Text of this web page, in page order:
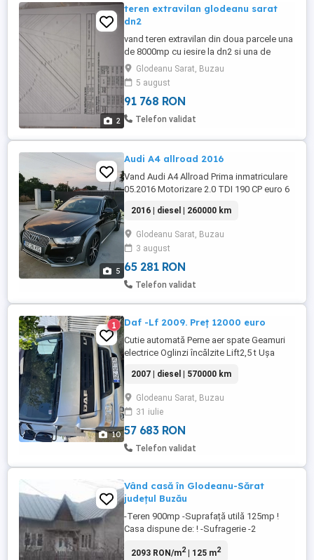
2
teren extravilan glodeanu sarat
dn2
vand teren extravilan din doua parcele una
de 8000mp cu iesire la dn2 si una de
5700mp ,schimb cu buldoexcavator
,excavator,sau bascula ,mai multe detalii la
telefon
Glodeanu Sarat, Buzau
5 august
91 768 RON
Telefon validat
5
Audi A4 allroad 2016
Vand Audi A4 Allroad Prima inmatriculare
05.2016 Motorizare 2.0 TDI 190 CP euro 6
QUATTRO DOTARI Cutie automata 7
trepte Climatronic fata spate 2 zone
Lumini de zi led Faruri bixenon Sistem
navigatie 3D Europa Scaune fata sport cu
reglaj electric Interior piele ...
2016 | diesel | 260000 km
Glodeanu Sarat, Buzau
3 august
65 281 RON
Telefon validat
10
1 Daf -Lf 2009. Preț 12000 euro
Cutie automată Perne aer spate Geamuri
electrice Oglinzi încălzite Lift2,5 t Ușa
Schimburi ulei filtre la timp Fără probleme
sau defecțiuni Rulată în țară doar 15 000
km Mașina este adusă personal din
Olanda Nr tf
2007 | diesel | 570000 km
Glodeanu Sarat, Buzau
31 iulie
57 683 RON
Telefon validat
Vând casă în Glodeanu-Sărat
județul Buzău
-Teren 900mp -Suprafață utilă 125mp !
Casa dispune de: ! -Sufragerie -2
+ Cămară -Baie -Hol -Curent electric -
2093 RON/m2| 125 m2